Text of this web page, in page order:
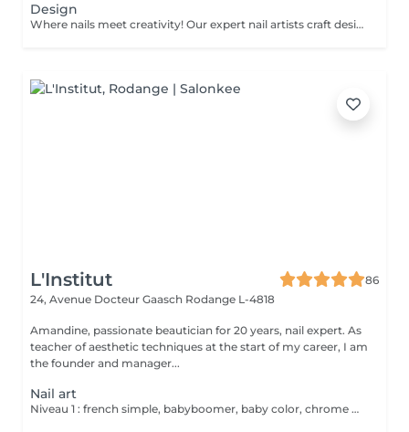
Design
Where nails meet creativity! Our expert nail artists craft designs of any complexity, bringing your vision to life with precision and artistry. Whether you're dreaming of a classic French, a chic gradient, or intricate drawings on any number of nails, we've got you covered. For a flawless french, stunning chrome powder, or elegant baby boomer (gradient) effect, we ensure that every nail is a work of art. Prefer a unique touch on just a few nails? No problem! You can choose to personalise your design, creating a one-of-a-kind look that's as individual as you are. Let your nails speak your style!
L'Institut
86
24, Avenue Docteur Gaasch Rodange L-4818
Amandine, passionate beautician for 20 years, nail expert. As
teacher of aesthetic techniques at the start of my career, I am
the founder and manager...
Nail art
Niveau 1 : french simple, babyboomer, baby color, chrome uni, effet marbre, feuille d'or, nail art graphique une couleur, strass simple, effet bloom Niveau 2 : effet pull, incrustations de paillettes, dégradé 2 couleurs, strass complexe, effet turtoise, nail art graphique 2 couleurs. Niveau 3 : french reverse, french revisitée, 3D chrome, combinaison nail art, 3D sculp Niveau 4 : sur devis